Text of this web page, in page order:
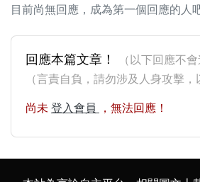
目前尚無回應，成為第一個回應的人
回應本篇文章！
（以下回應不
（言責自負，請勿涉及人身攻擊，
尚未 登入會員 ，無法回應！